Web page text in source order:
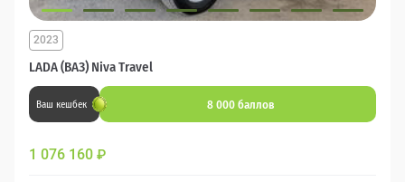
LADA (ВАЗ) Niva Travel
2023
Ваш кешбек 8 000 баллов
1 076 160 ₽